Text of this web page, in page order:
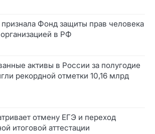
признала Фонд защиты прав человека
в РФ
активы в России за полугодие
рекордной отметки 10,16 млрд
отмену ЕГЭ и переход
итоговой аттестации